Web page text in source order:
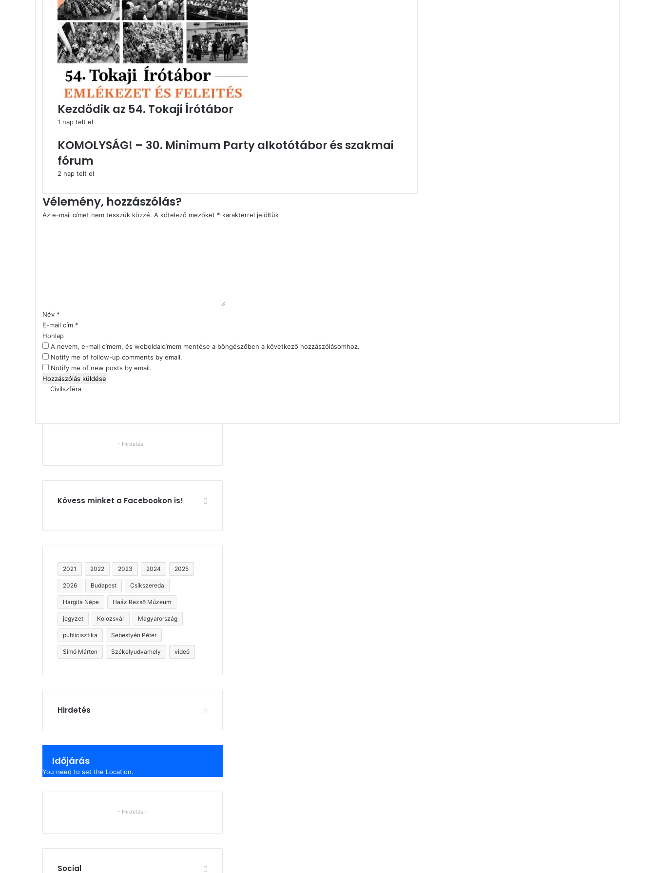
Kezdődik az 54. Tokaji Írótábor
1 nap telt el
KOMOLYSÁG! – 30. Minimum Party alkotótábor és szakmai
fórum
2 nap telt el
Vélemény, hozzászólás?
Az e-mail címet nem tesszük közzé. A kötelező mezőket * karakterrel jelöltük
l
á
s
*
Név *
E-mail cím *
Honlap
A nevem, e-mail címem, és weboldalcímem mentése a böngészőben a következő hozzászólásomhoz.
Notify me of follow-up comments by email.
Notify me of new posts by email.
Civilszféra
- Hirdetés -
Kövess minket a Facebookon is!
2021 2022 2023 2024 2025
2026 Budapest Csíkszereda
Hargita Népe Haáz Rezső Múzeum
jegyzet Kolozsvár Magyarország
publicisztika Sebestyén Péter
Simó Márton Székelyudvarhely videó
Hirdetés
Időjárás
You need to set the Location.
- Hirdetés -
Social